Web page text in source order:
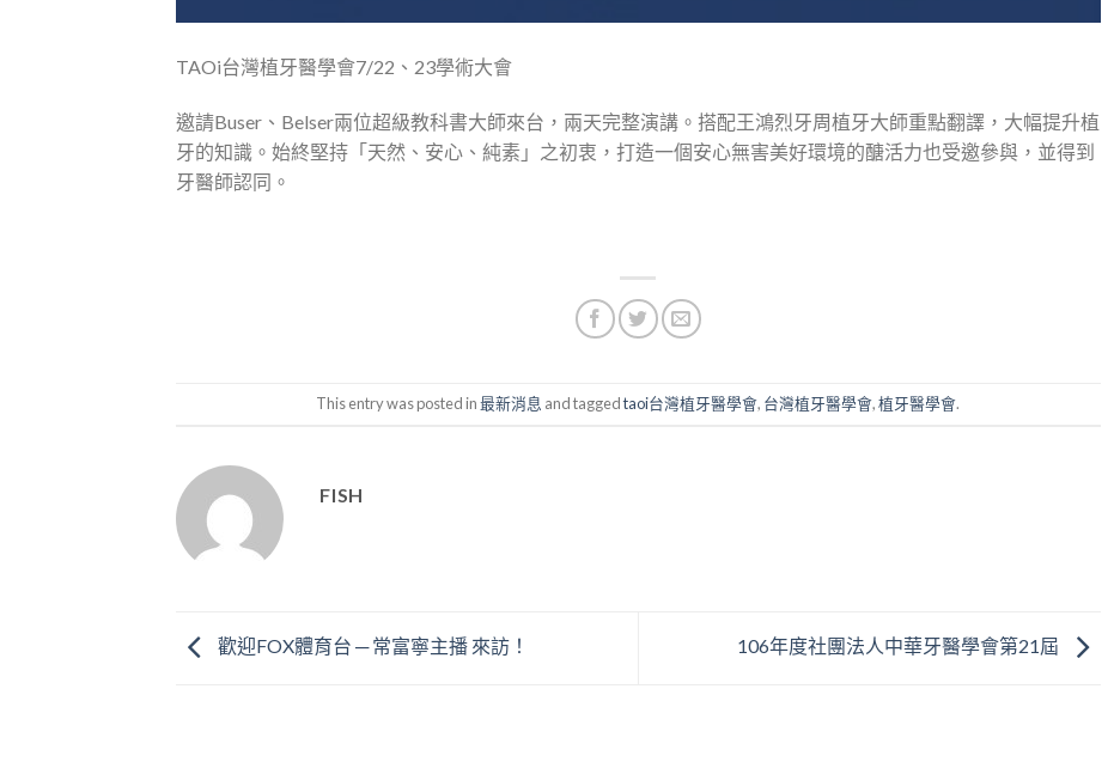
TAOi台灣植牙醫學會7/22、23學術大會
邀請Buser、Belser兩位超級教科書大師來台，兩天完整演講。搭配王鴻烈牙周植牙大師重點翻譯，大幅提升植
牙的知識。始終堅持「天然、安心、純素」之初衷，打造一個安心無害美好環境的醣活力也受邀參與，並得到
牙醫師認同。
This entry was posted in最新消息 and taggedtaoi台灣植牙醫學會, 台灣植牙醫學會,植牙醫學會.
FISH
歡迎FOX體育台 ─ 常富寧主播 來訪！ 106年度社團法人中華牙醫學會第21屆